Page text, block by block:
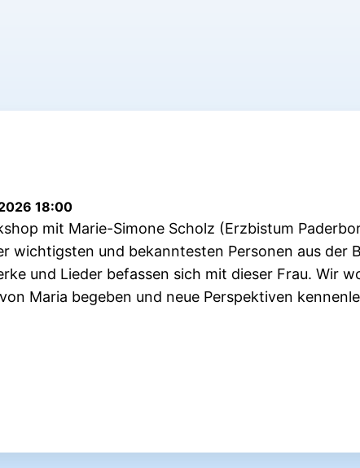
18:00
mit Marie-Simone Scholz (Erzbistum
wichtigsten und bekanntesten Personen aus der
und Lieder befassen sich mit dieser Frau. Wir
Maria begeben und neue Perspektiven